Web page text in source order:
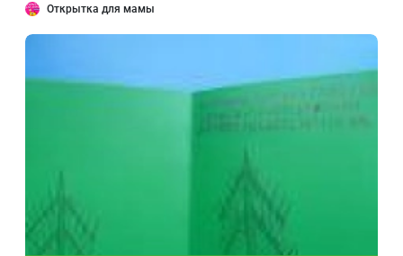
Открытка для мамы